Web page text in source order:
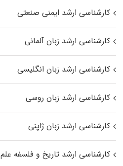
کارشناسی ارشد ایمنی صنعتی
کارشناسی ارشد زبان آلمانی
کارشناسی ارشد زبان انگلیسی
کارشناسی ارشد زبان روسی
کارشناسی ارشد زبان ژاپنی
کارشناسی ارشد تاریخ و فلسفه علم